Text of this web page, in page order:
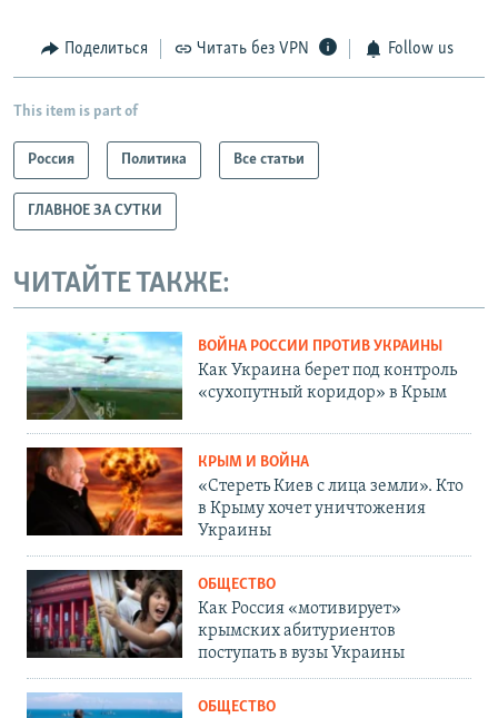
Поделиться Читать без VPN Follow us
This item is part of
Россия Политика Все статьи
ГЛАВНОЕ ЗА СУТКИ
ЧИТАЙТЕ ТАКЖЕ:
ВОЙНА РОССИИ ПРОТИВ УКРАИНЫ
Как Украина берет под контроль
«сухопутный коридор» в Крым
КРЫМ И ВОЙНА
«Стереть Киев с лица земли». Кто
в Крыму хочет уничтожения
Украины
ОБЩЕСТВО
Как Россия «мотивирует»
крымских абитуриентов
поступать в вузы Украины
ОБЩЕСТВО